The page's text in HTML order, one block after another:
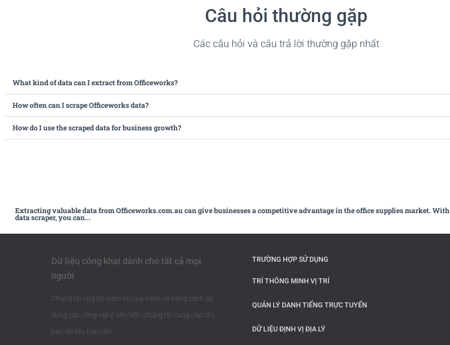
Câu hỏi thường gặp
Các câu hỏi và câu trả lời thường gặp nhất
What kind of data can I extract from Officeworks?
How often can I scrape Officeworks data?
How do I use the scraped data for business growth?
Extracting valuable data from Officeworks.com.au can give businesses a competitive advantage in the office supplies market. With
data scraper, you can...
Dữ liệu công khai dành cho tất cả mọi
người
Chúng tôi ủng hộ niềm tin của mình và bằng cách áp
dụng các công nghệ tiên tiến, chúng tôi cung cấp cho
bạn dữ liệu bạn cần.
TRƯỜNG HỢP SỬ DỤNG
TRÍ THÔNG MINH VỊ TRÍ
QUẢN LÝ DANH TIẾNG TRỰC TUYẾN
DỮ LIỆU ĐỊNH VỊ ĐỊA LÝ